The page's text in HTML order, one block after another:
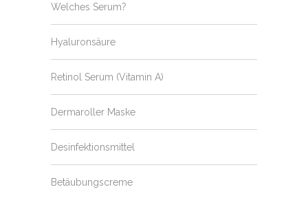
Welches Serum?
Hyaluronsäure
Retinol Serum (Vitamin A)
Dermaroller Maske
Desinfektionsmittel
Betäubungscreme